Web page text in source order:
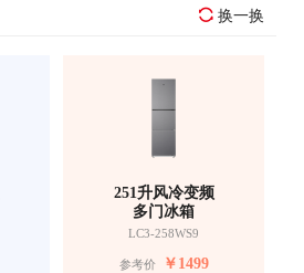
换一换
251升风冷变频
多门冰箱
LC3-258WS9
参考价 ￥1499